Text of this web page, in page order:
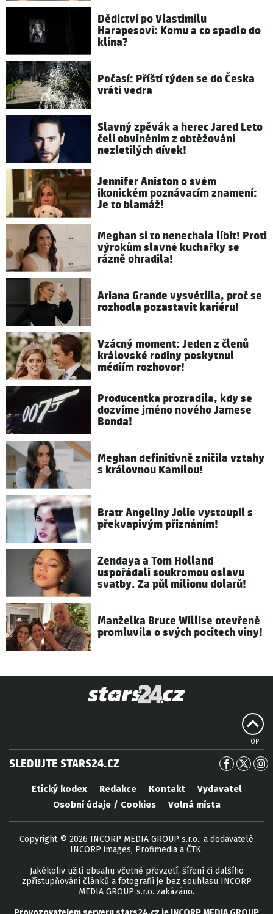
Dědictví po Vlastimilu
Harapesovi: Komu a co spadlo do
klína?
Počasí: Příští týden se do Česka
vrátí vedra
Slavný zpěvák a herec Jared Leto
čelí obviněním z obtěžování
nezletilých dívek!
Jennifer Aniston o svém
ikonickém poznávacím znamení:
Je to blamáž!
Meghan si to nenechala líbit! Proti
výrokům slavné kuchařky se
rázně ohradila!
Ariana Grande vysvětlila, proč se
rozhodla pozastavit kariéru!
Vzácný moment: Jeden z členů
královské rodiny poskytnul
médiím rozhovor!
Producentka prozradila, kdy se
dozvíme jméno nového Jamese
Bonda!
Meghan definitivně zničila vztahy
s královnou Kamilou!
Bratr Angeliny Jolie vystoupil s
překvapivým přiznáním!
Zendaya a Tom Holland
uspořádali soukromou oslavu
svatby. Za půl milionu dolarů!
Manželka Bruce Willise otevřeně
promluvila o svých pocitech viny!
TOP
SLEDUJTE STARS24.CZ
Etický kodex Redakce Kontakt
Vydavatel
Osobní údaje / Cookies
Volná místa
Copyright © 2026 INCORP MEDIA GROUP s.r.o., a dodavatelé
INCORP images, Profimedia a ČTK.
Jakékoliv užití obsahu včetně převzetí, šíření či dalšího
zpřístupňování článků a fotografií je bez souhlasu INCORP
MEDIA GROUP s.r.o. zakázáno.